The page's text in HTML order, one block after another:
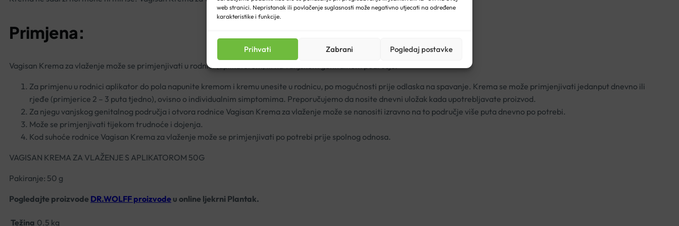
web stranici. Nepristanak ili povlačenje suglasnosti može negativno utjecati na određene
karakteristike i funkcije.
Prihvati Zabrani Pogledaj postavke
Primjena:
Vagisan Krema za vlaženje može se primjenjivati u rodnici (aplikatorom) ili na vanjskom genitalnom području.
Za primjenu u rodnici aplikator do pola napunite kremom i kremu unesite u rodnicu, po mogućnosti prije odlaska na spavanje. Krema se može primjenjivati jedanput dnevno ili
rjeđe (primjerice 2 – 3 puta tjedno), ovisno o individualnim simptomima. Preporučujemo da nosite dnevni uložak kada upotrebljavate proizvod.
Za njegu vanjskog genitalnog područja i otvora rodnice Vagisan Krema za vlaženje može se nanositi izravno na to područje više puta dnevno po potrebi.
Može se primjenjivati tijekom trudnoće i dojenja.
Kod suhoće rodnice Vagisan Krema za vlaženje može se primjenjivati po potrebi prije spolnog odnosa.
VAGISAN KREMA ZA VLAŽENJE S APLIKATOROM 50G
Pakiranje: 50 g
Pogledajte proizvode DR.WOLFF proizvode u online ljekrni Plantak.
Težina 0.5 kg